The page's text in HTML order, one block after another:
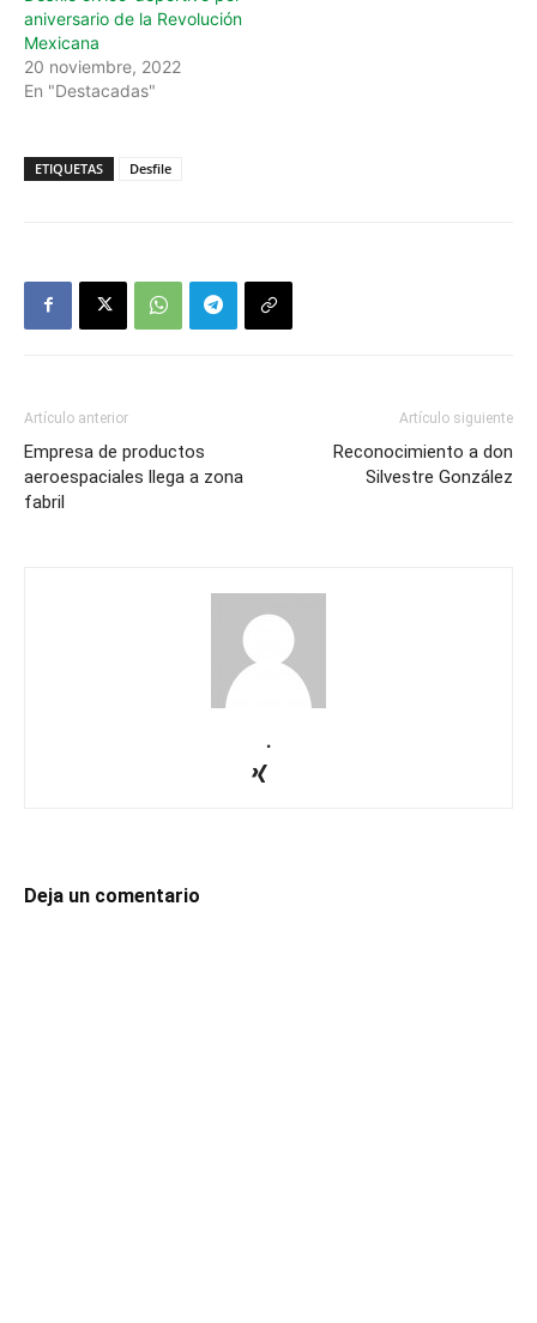
aniversario de la Revolución
Mexicana
20 noviembre, 2022
En "Destacadas"
ETIQUETAS Desfile
Artículo anterior
Empresa de productos
aeroespaciales llega a zona
fabril
Artículo siguiente
Reconocimiento a don
Silvestre González
.
Deja un comentario